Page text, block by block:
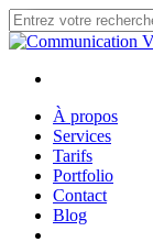
Skip
to
content
Close
search
Menu
À propos
Services
Tarifs
Portfolio
Contact
Blog